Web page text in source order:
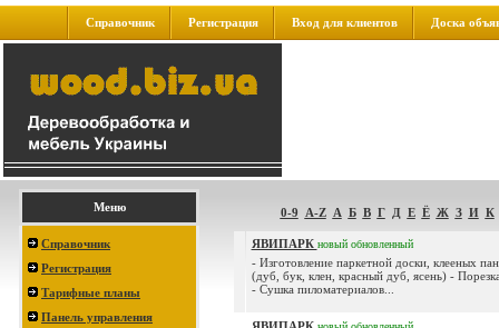
Справочник Регистрация Вход для клиентов Доска
Меню
Справочник
Регистрация
Тарифные планы
Панель управления
0-9 A-Z А Б В Г Д Е Ё Ж З И К
ЯВИПАРК новый обновленный
- Изготовление паркетной доски, клееных
(дуб, бук, клен, красный дуб, ясень) -
- Сушка пиломатериалов...